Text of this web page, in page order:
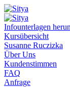
Infounterlagen
Kursübersicht
Susanne Ruczizka
Über Uns
Kundenstimmen
FAQ
Anfrage